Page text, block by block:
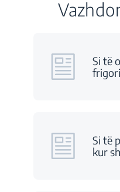
Si të
Si të
kur